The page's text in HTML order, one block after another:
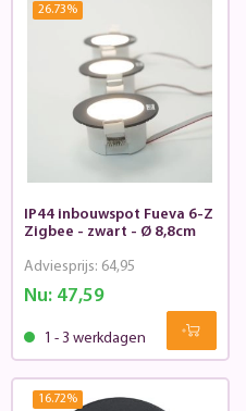
26.73%
IP44 inbouwspot Fueva 6-Z
Zigbee - zwart - Ø 8,8cm
Nu: 47,59
Adviesprijs: 64,95
1 - 3 werkdagen
16.72%